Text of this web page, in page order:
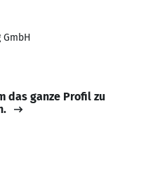
das ganze Profil zu